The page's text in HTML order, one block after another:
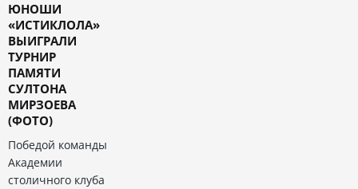
ЮНОШИ
«ИСТИКЛОЛА»
ВЫИГРАЛИ
ТУРНИР
ПАМЯТИ
СУЛТОНА
МИРЗОЕВА
(ФОТО)
Победой команды
Академии
столичного клуба